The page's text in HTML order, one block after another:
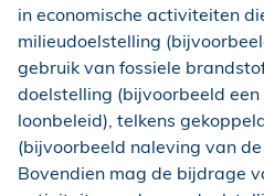
in economische activiteiten
milieudoelstelling
gebruik van fossiele
doelstelling (bijvoorbeeld
loonbeleid), telkens
(bijvoorbeeld naleving van
Bovendien mag de bijdrage